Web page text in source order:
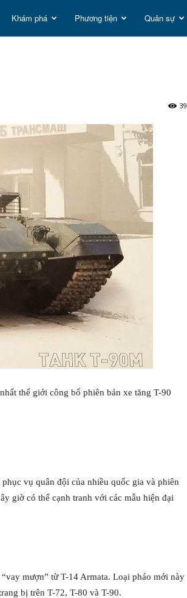
Khám phá Phương tiện Quân sự
39
thế giới công bố phiên bản xe tăng T-90
vụ quân đội của nhiều quốc gia và phiên
giờ có thể cạnh tranh với các mẫu hiện đại
mượn” từ T-14 Armata. Loại pháo mới này
bị trên T-72, T-80 và T-90.